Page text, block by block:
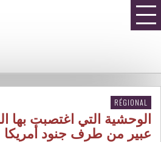
RÉGIONAL
الوحشية التي اغتصبت بها
عبير من طرف جنود أمريكا